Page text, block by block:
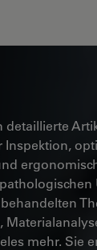
Logo
detaillierte
Inspektion,
mehr. Sie